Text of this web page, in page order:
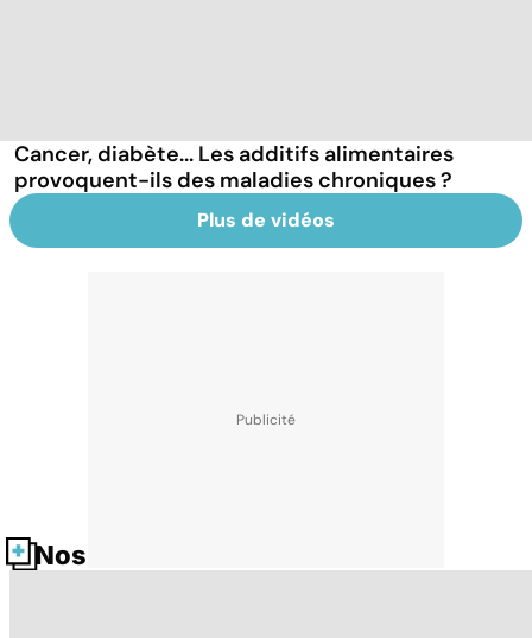
Cancer, diabète... Les additifs alimentaires
provoquent-ils des maladies chroniques ?
Plus de vidéos
Nos fiches santé